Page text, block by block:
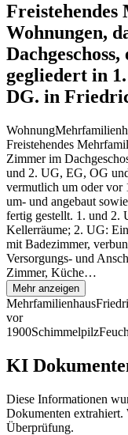
Wohnungen,
gegliedert in
DG. in
Wohnung
Freistehendes
Zimmer im
und 2. UG, EG, OG
vermutlich um oder vor
um- und angebaut
fertig gestellt. 1. und 2.
Kellerräume; 2. UG:
mit Badezimmer,
Versorgungs- und
Zimmer, Küche…
Mehr anzeigen
Mehrfamilienhaus
vor
1900Schimmelpilz
KI
Diese Informationen
Dokumenten extrahiert.
Überprüfung.